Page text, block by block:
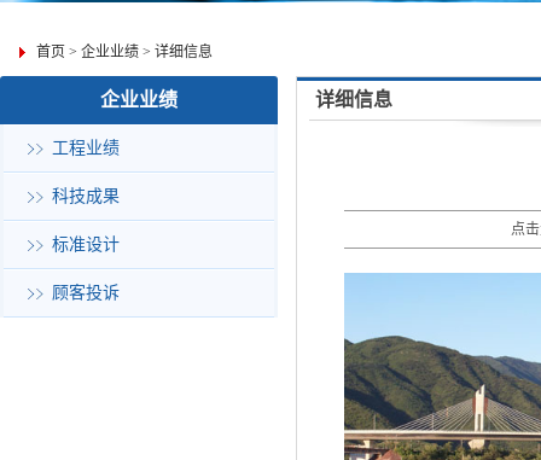
首页 > 企业业绩 > 详细信息
企业业绩
工程业绩
科技成果
标准设计
顾客投诉
详细信息
点